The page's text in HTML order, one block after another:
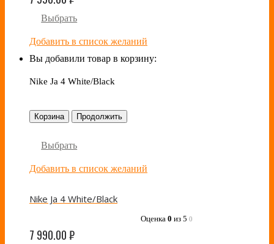
Выбрать
Добавить в список желаний
Вы добавили товар в корзину:
Nike Ja 4 White/Black
Корзина Продолжить
Выбрать
Добавить в список желаний
Nike Ja 4 White/Black
Оценка 0 из 5 0
7 990.00₽